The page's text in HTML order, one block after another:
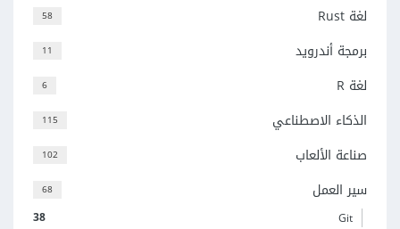
58 لغة Rust
11 برمجة أندرويد
6 لغة R
115 الذكاء الاصطناعي
102 صناعة الألعاب
68 سير العمل
38 Git